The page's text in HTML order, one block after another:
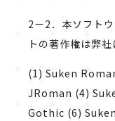
2－2．本ソフト
トの著作権は弊社
(1) Suken
JRoman (4)
Gothic (6)